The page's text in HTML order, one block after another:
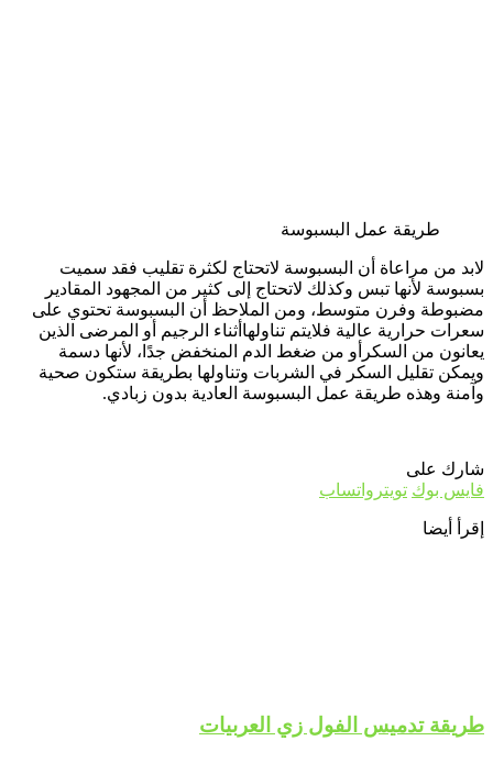
طريقة عمل البسبوسة
لابد من مراعاة أن البسبوسة لاتحتاج لكثرة تقليب فقد سميت
بسبوسة لأنها تبس وكذلك لاتحتاج إلى كثير من المجهود المقادير
مضبوطة وفرن متوسط، ومن الملاحظ أن البسبوسة تحتوي على
سعرات حرارية عالية فلايتم تناولهاأثناء الرجيم أو المرضى الذين
يعانون من السكرأو من ضغط الدم المنخفض جدًا، لأنها دسمة
ويمكن تقليل السكر في الشربات وتناولها بطريقة ستكون صحية
وآمنة وهذه طريقة عمل البسبوسة العادية بدون زبادي.
شارك على
فايس بوك تويتر واتساب
إقرأ أيضا
طريقة تدميس الفول زي العربيات